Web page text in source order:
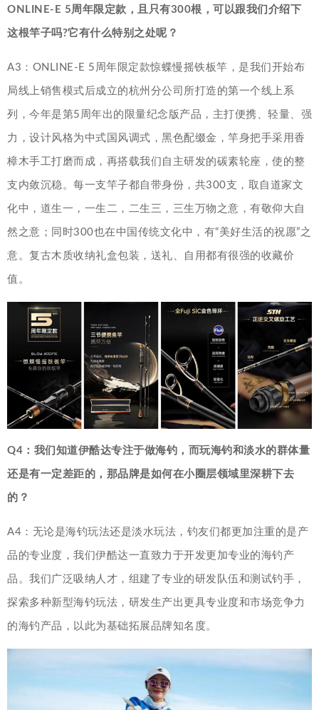
ONLINE-E 5周年限定款，且只有300根，可以跟我们介绍下
这根竿子吗?它有什么特别之处呢？
A3：ONLINE-E 5周年限定款惊蝶慢摇铁板竿，是我们开始布
局线上销售模式后成立的杭州分公司所打造的第一个线上系
列，今年是第5周年出的限量纪念版产品，主打便携、轻量、强
力，设计风格为中式国风调式，黑色配缀金，竿身把手采用香
樟木手工打磨而成，再搭载我们自主研发的碳素轮座，使的整
支内敛沉稳。每一支竿子都自带身份，共300支，取自道家文
化中，道生一，一生二，二生三，三生万物之意，有敬仰大自
然之意；同时300也在中国传统文化中，有“美好生活的祝愿”之
意。复古木质收纳礼盒包装，送礼、自用都有很强的收藏价
值。
Q4：我们知道伊酷达专注于做海钓，而玩海钓和淡水的群体量
还是有一定差距的，那品牌是如何在小圈层领域里深耕下去
的？
A4：无论是海钓玩法还是淡水玩法，钓友们都更加注重的是产
品的专业度，我们伊酷达一直致力于开发更加专业的海钓产
品。我们广泛吸纳人才，组建了专业的研发队伍和测试钓手，
探索多种新型海钓玩法，研发生产出更具专业度和市场竞争力
的海钓产品，以此为基础拓展品牌知名度。